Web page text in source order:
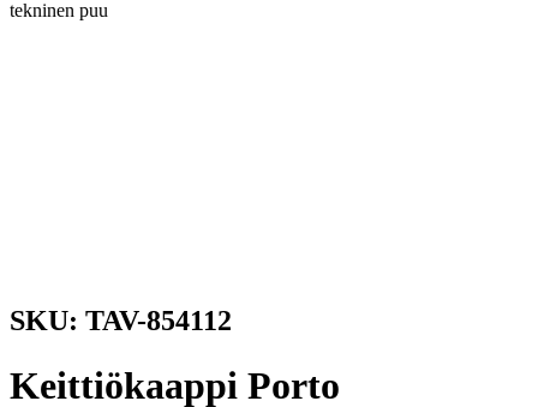
tekninen puu
SKU: TAV-854112
Keittiökaappi Porto